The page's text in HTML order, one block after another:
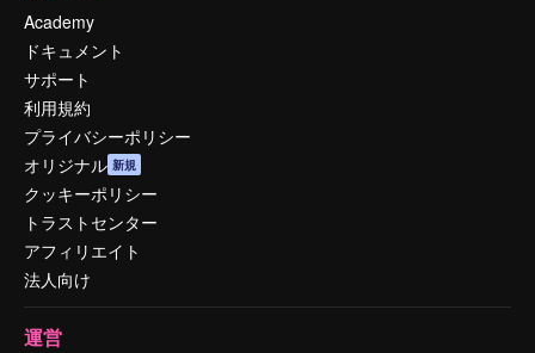
Academy
ドキュメント
サポート
利用規約
プライバシーポリシー
オリジナル 新規
クッキーポリシー
トラストセンター
アフィリエイト
法人向け
運営